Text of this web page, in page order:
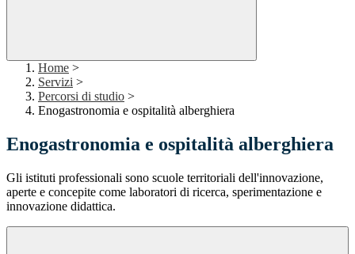
Home >
Servizi >
Percorsi di studio >
Enogastronomia e ospitalità alberghiera
Enogastronomia e ospitalità alberghiera
Gli istituti professionali sono scuole territoriali dell'innovazione,
aperte e concepite come laboratori di ricerca, sperimentazione e
innovazione didattica.